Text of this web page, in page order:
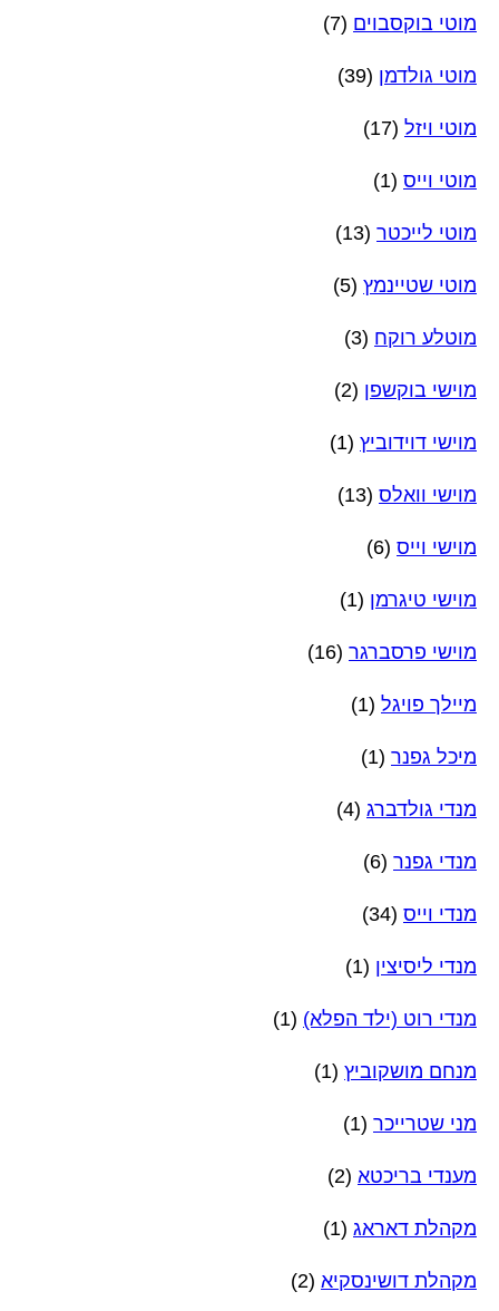
מוטי בוקסבוים (7)
מוטי גולדמן (39)
מוטי ויזל (17)
מוטי וייס (1)
מוטי לייכטר (13)
מוטי שטיינמץ (5)
מוטלע רוקח (3)
מוישי בוקשפן (2)
מוישי דוידוביץ (1)
מוישי וואלס (13)
מוישי וייס (6)
מוישי טיגרמן (1)
מוישי פרסברגר (16)
מיילך פויגל (1)
מיכל גפנר (1)
מנדי גולדברג (4)
מנדי גפנר (6)
מנדי וייס (34)
מנדי ליסיצין (1)
מנדי רוט (ילד הפלא) (1)
מנחם מושקוביץ (1)
מני שטרייכר (1)
מענדי בריכטא (2)
מקהלת דאראג (1)
מקהלת דושינסקיא (2)